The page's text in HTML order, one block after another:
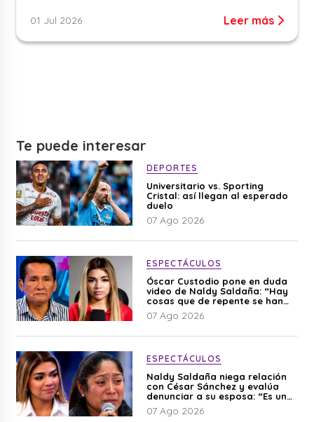
01 Jul 2026 Leer más
Te puede interesar
DEPORTES
Universitario vs. Sporting
Cristal: así llegan al esperado
duelo
07 Ago 2026
ESPECTÁCULOS
Óscar Custodio pone en duda
video de Naldy Saldaña: “Hay
cosas que de repente se han
editado”
07 Ago 2026
ESPECTÁCULOS
Naldy Saldaña niega relación
con César Sánchez y evalúa
denunciar a su esposa: “Es una
difamación”
07 Ago 2026